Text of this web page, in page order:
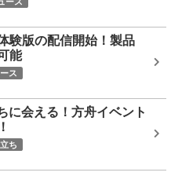
験版の配信開始！製品
能
ス
に会える！方舟イベント
ち